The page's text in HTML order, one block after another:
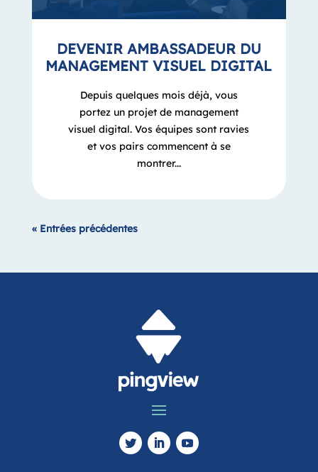
DEVENIR AMBASSADEUR DU
MANAGEMENT VISUEL DIGITAL
Depuis quelques mois déjà, vous
portez un projet de management
visuel digital. Vos équipes sont ravies
et vos pairs commencent à se
montrer...
« Entrées précédentes